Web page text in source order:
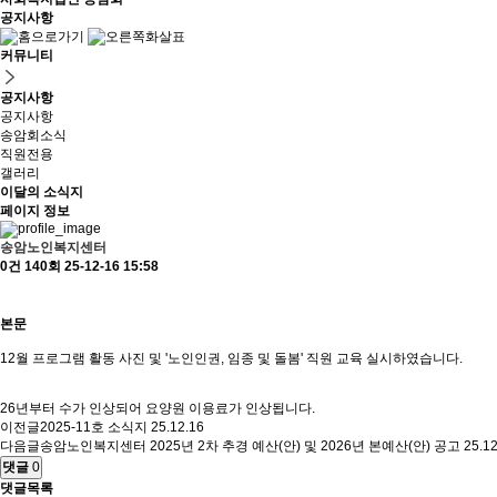
공지사항
커뮤니티
공지사항
공지사항
송암회소식
직원전용
갤러리
이달의 소식지
페이지 정보
송암노인복지센터
0건 140회 25-12-16 15:58
본문
12월 프로그램 활동 사진 및 '노인인권, 임종 및 돌봄' 직원 교육 실시하였습니다.
26년부터 수가 인상되어 요양원 이용료가 인상됩니다.
이전글2025-11호 소식지 25.12.16
다음글송암노인복지센터 2025년 2차 추경 예산(안) 및 2026년 본예산(안) 공고
댓글 0
댓글목록